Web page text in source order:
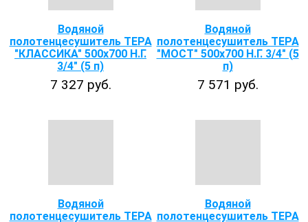
Водяной
полотенцесушитель ТЕРА
"КЛАССИКА" 500х700 Н.Г.
3/4" (5 п)
7 327 руб.
Водяной
полотенцесушитель ТЕРА
"МОСТ" 500х700 Н.Г. 3/4" (5
п)
7 571 руб.
Водяной
полотенцесушитель ТЕРА
Водяной
полотенцесушитель ТЕРА